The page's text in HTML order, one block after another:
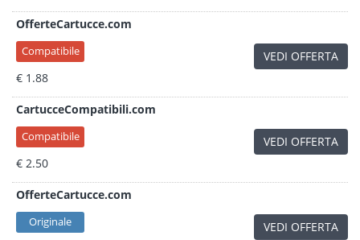
OfferteCartucce.com
Compatibile
€ 1.88
VEDI OFFERTA
CartucceCompatibili.com
Compatibile
€ 2.50
VEDI OFFERTA
OfferteCartucce.com
Originale VEDI OFFERTA